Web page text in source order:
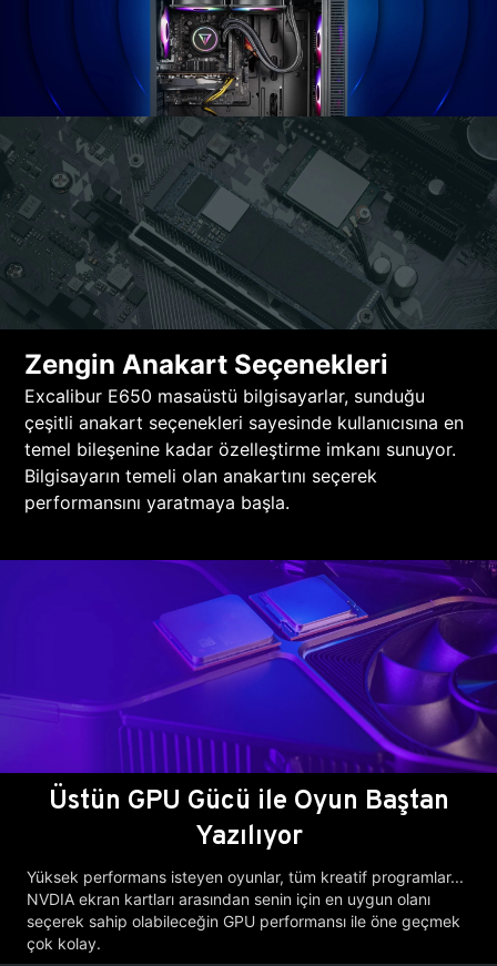
Zengin Anakart Seçenekleri
Excalibur E650 masaüstü bilgisayarlar, sunduğu
çeşitli anakart seçenekleri sayesinde kullanıcısına en
temel bileşenine kadar özelleştirme imkanı sunuyor.
Bilgisayarın temeli olan anakartını seçerek
performansını yaratmaya başla.
Üstün GPU Gücü ile Oyun Baştan
Yazılıyor
Yüksek performans isteyen oyunlar, tüm kreatif programlar...
NVDIA ekran kartları arasından senin için en uygun olanı
seçerek sahip olabileceğin GPU performansı ile öne geçmek
çok kolay.